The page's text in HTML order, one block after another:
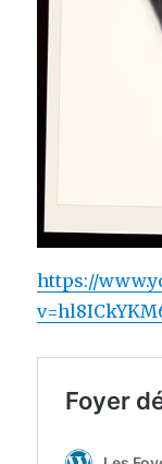
https://